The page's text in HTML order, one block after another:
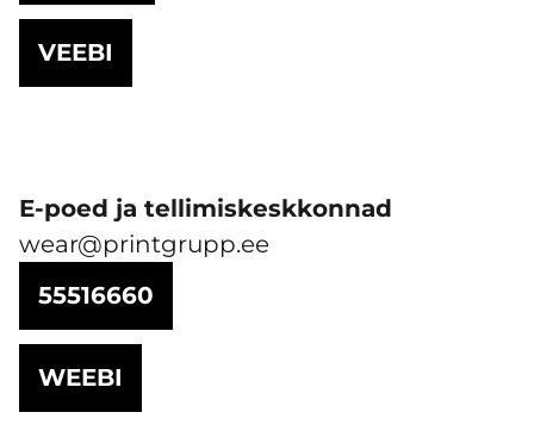
VEEBI
E-poed ja tellimiskeskkonnad
wear@printgrupp.ee
55516660
WEEBI